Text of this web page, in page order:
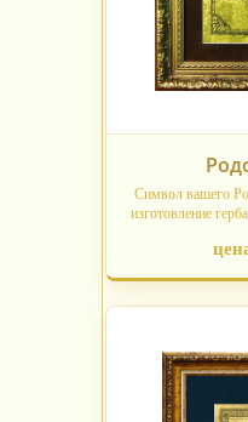
Символ вашего
изготовление